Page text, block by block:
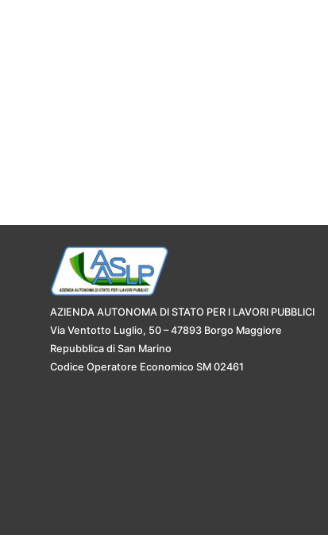
AZIENDA AUTONOMA DI STATO PER I LAVORI PUBBLICI
Via Ventotto Luglio, 50 – 47893 Borgo Maggiore
Repubblica di San Marino
Codice Operatore Economico SM 02461